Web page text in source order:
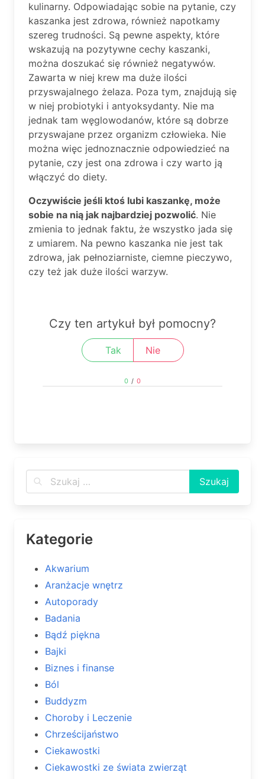
kulinarny. Odpowiadając sobie na pytanie, czy
kaszanka jest zdrowa, również napotkamy
szereg trudności. Są pewne aspekty, które
wskazują na pozytywne cechy kaszanki,
można doszukać się również negatywów.
Zawarta w niej krew ma duże ilości
przyswajalnego żelaza. Poza tym, znajdują się
w niej probiotyki i antyoksydanty. Nie ma
jednak tam węglowodanów, które są dobrze
przyswajane przez organizm człowieka. Nie
można więc jednoznacznie odpowiedzieć na
pytanie, czy jest ona zdrowa i czy warto ją
włączyć do diety.
Oczywiście jeśli ktoś lubi kaszankę, może
sobie na nią jak najbardziej pozwolić. Nie
zmienia to jednak faktu, że wszystko jada się
z umiarem. Na pewno kaszanka nie jest tak
zdrowa, jak pełnoziarniste, ciemne pieczywo,
czy też jak duże ilości warzyw.
Czy ten artykuł był pomocny?
Tak Nie
0 / 0
Kategorie
Akwarium
Aranżacje wnętrz
Autoporady
Badania
Bądź piękna
Bajki
Biznes i finanse
Ból
Buddyzm
Choroby i Leczenie
Chrześcijaństwo
Ciekawostki
Ciekawostki ze świata zwierząt